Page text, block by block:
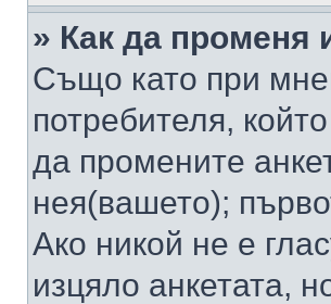
» Как да променя
Също като при
потребителя,
да промените
нея(вашето);
Ако никой не е
изцяло анкетата,